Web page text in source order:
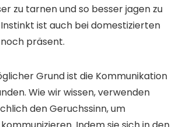
zu tarnen und so besser jagen zu
ist auch bei domestizierten
präsent.
Grund ist die Kommunikation
Wie wir wissen, verwenden
den Geruchssinn, um